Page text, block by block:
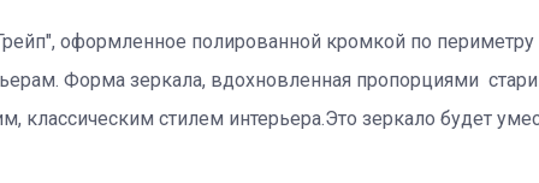
оформленное полированной кромкой по периметру
Форма зеркала, вдохновленная пропорциями
классическим стилем интерьера.Это зеркало будет